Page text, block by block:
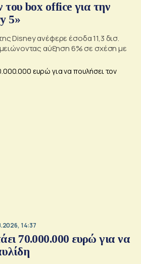
του box office για την
5»
Disney ανέφερε έσοδα 11,3 δισ.
αύξηση 6% σε σχέση με
14:37
70.000.000 ευρώ για να